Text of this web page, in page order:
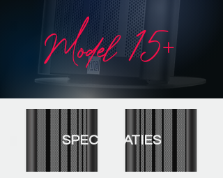
Model 15+
SPECIFICATIES